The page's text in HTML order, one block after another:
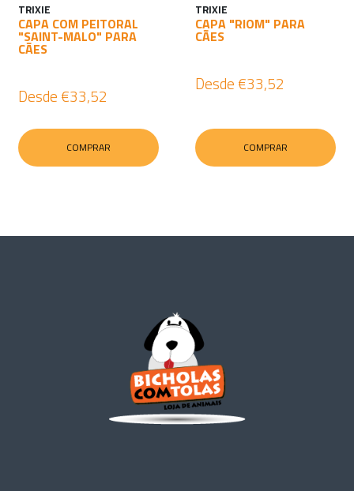
TRIXIE
CAPA COM PEITORAL
"SAINT-MALO" PARA
CÃES
Desde €33,52
COMPRAR
TRIXIE
CAPA "RIOM" PARA
CÃES
Desde €33,52
COMPRAR